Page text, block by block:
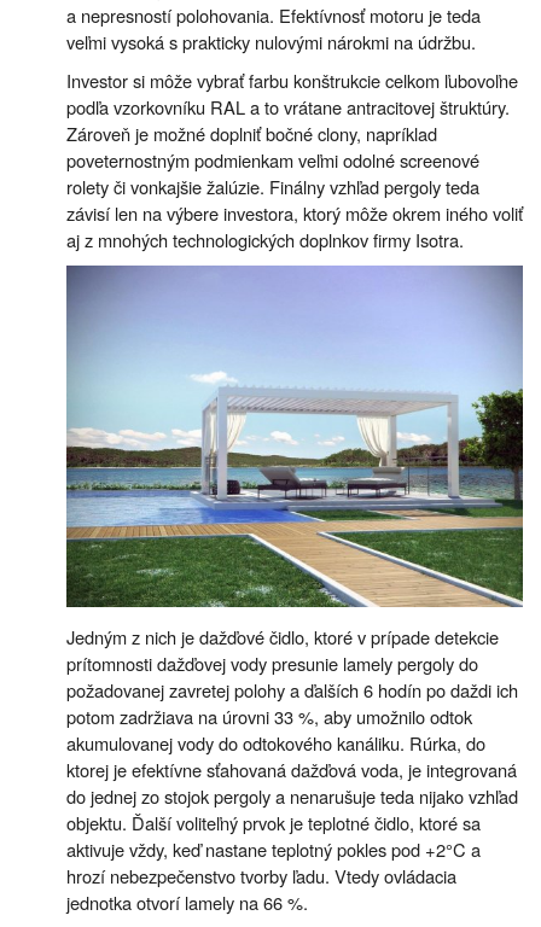
a nepresností polohovania. Efektívnosť motoru je teda
veľmi vysoká s prakticky nulovými nárokmi na údržbu.
Investor si môže vybrať farbu konštrukcie celkom ľubovoľne
podľa vzorkovníku RAL a to vrátane antracitovej štruktúry.
Zároveň je možné doplniť bočné clony, napríklad
poveternostným podmienkam veľmi odolné screenové
rolety či vonkajšie žalúzie. Finálny vzhľad pergoly teda
závisí len na výbere investora, ktorý môže okrem iného voliť
aj z mnohých technologických doplnkov firmy Isotra.
Jedným z nich je dažďové čidlo, ktoré v prípade detekcie
prítomnosti dažďovej vody presunie lamely pergoly do
požadovanej zavretej polohy a ďalších 6 hodín po daždi ich
potom zadržiava na úrovni 33 %, aby umožnilo odtok
akumulovanej vody do odtokového kanáliku. Rúrka, do
ktorej je efektívne sťahovaná dažďová voda, je integrovaná
do jednej zo stojok pergoly a nenarušuje teda nijako vzhľad
objektu. Ďalší voliteľný prvok je teplotné čidlo, ktoré sa
aktivuje vždy, keď nastane teplotný pokles pod +2°C a
hrozí nebezpečenstvo tvorby ľadu. Vtedy ovládacia
jednotka otvorí lamely na 66 %.